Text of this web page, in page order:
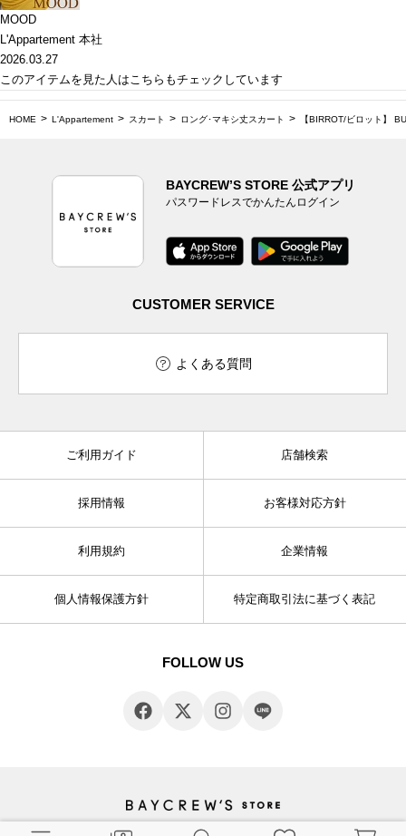
MOOD
L'Appartement 本社
2026.03.27
このアイテムを見た人はこちらもチェックしています
HOME L'Appartement スカート ロング･マキシ丈スカート 【BIRROT/ビロット】
BAYCREW’S STORE 公式アプリ
パスワードレスでかんたんログイン
CUSTOMER SERVICE
よくある質問
ご利用ガイド 店舗検索
採用情報 お客様対応方針
利用規約 企業情報
個人情報保護方針 特定商取引法に基づく表記
FOLLOW US
© BAYCREW’S CO., LTD. All rights reserved.